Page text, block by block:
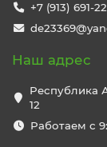
+7 (913) 691-
Наш адрес
Республика
12
Работаем с